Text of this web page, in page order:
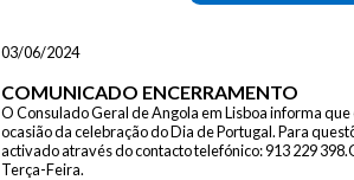
03/06/2024
COMUNICADO ENCERRAMENTO
O Consulado Geral de Angola em Lisboa informa
ocasião da celebração do Dia de Portugal. Para
activado através do contacto telefónico: 913 229
Terça-Feira.